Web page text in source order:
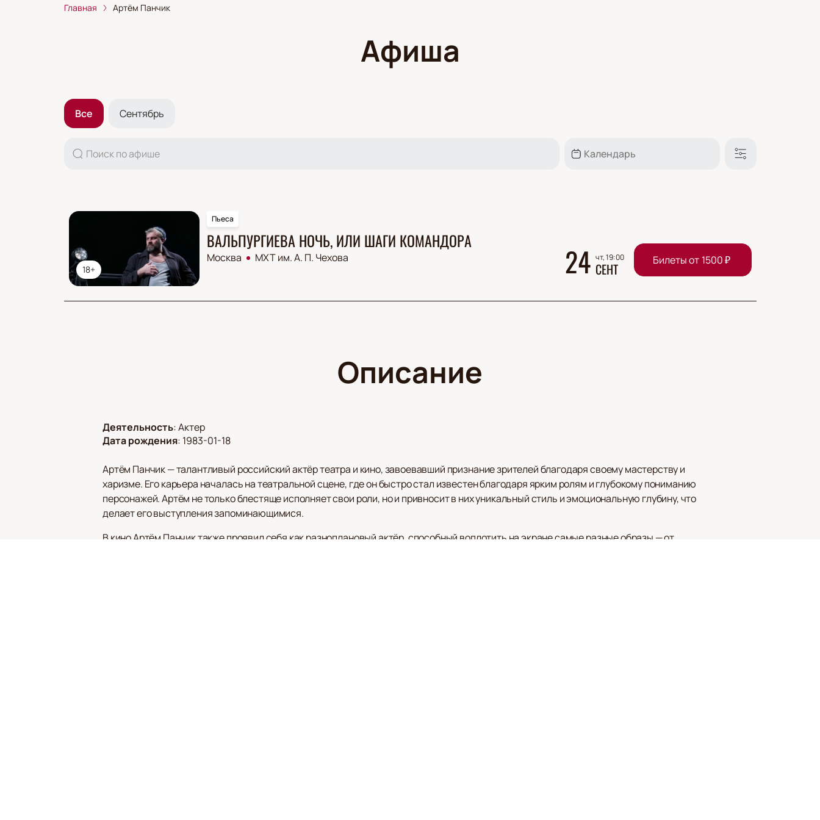
Главная Артём Панчик
Афиша
Все Сентябрь
18+
Пьеса
ВАЛЬПУРГИЕВА НОЧЬ, ИЛИ ШАГИ КОМАНДОРА
Москва МХТ им. А. П. Чехова 24 чт, 19:00
СЕНТ Билеты от 1500₽
Описание
Деятельность:Актер
Дата рождения: 1983-01-18
Артём Панчик — талантливый российский актёр театра и кино, завоевавший признание зрителей благодаря своему мастерству и
харизме. Его карьера началась на театральной сцене, где он быстро стал известен благодаря ярким ролям и глубокому пониманию
персонажей. Артём не только блестяще исполняет свои роли, но и привносит в них уникальный стиль и эмоциональную глубину, что
делает его выступления запоминающимися.
В кино Артём Панчик также проявил себя как разноплановый актёр, способный воплотить на экране самые разные образы — от